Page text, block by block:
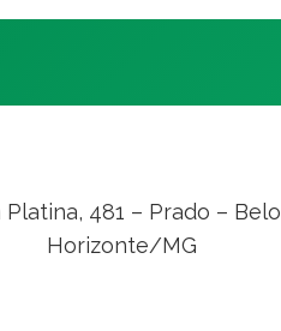
Platina, 481 – Prado – Belo
Horizonte/MG